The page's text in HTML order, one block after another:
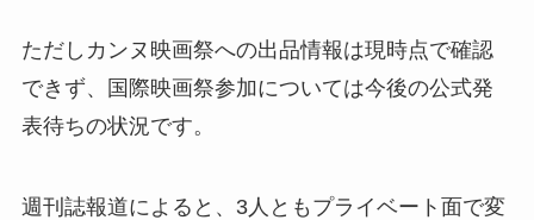
ただしカンヌ映画祭への出品情報は現時点で確認
できず、国際映画祭参加については今後の公式発
表待ちの状況です。
週刊誌報道によると、3人ともプライベート面で変